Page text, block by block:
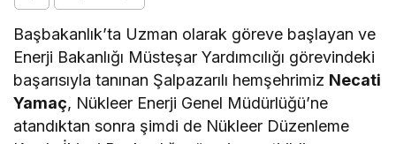
Başbakanlık’ta Uzman olarak göreve başlayan ve
Enerji Bakanlığı Müsteşar Yardımcılığı görevindeki
başarısıyla tanınan Şalpazarılı hemşehrimiz Necati
Yamaç, Nükleer Enerji Genel Müdürlüğü’ne
atandıktan sonra şimdi de Nükleer Düzenleme